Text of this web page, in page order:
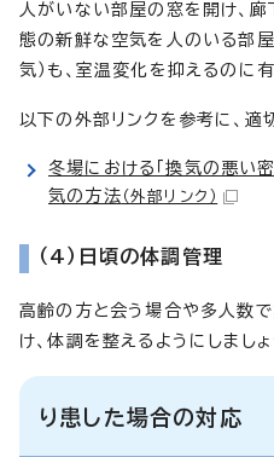
人がいない部屋の窓を開け、廊
態の新鮮な空気を人のいる部
気）も、室温変化を抑えるのに有
以下の外部リンクを参考に、適
冬場における「換気の悪い
気の方法 （外部リンク）
（4）日頃の体調管理
高齢の方と会う場合や多人数
け、体調を整えるようにしましょ
り患した場合の対応